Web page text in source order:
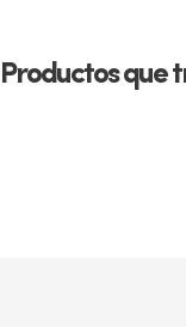
Productos que